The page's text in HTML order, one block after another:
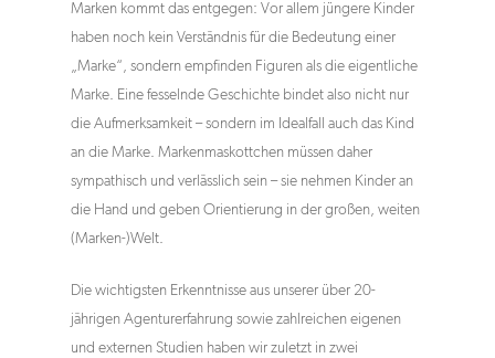
Marken kommt das entgegen: Vor allem jüngere Kinder
haben noch kein Verständnis für die Bedeutung einer
„Marke“, sondern empfinden Figuren als die eigentliche
Marke. Eine fesselnde Geschichte bindet also nicht nur
die Aufmerksamkeit – sondern im Idealfall auch das Kind
an die Marke. Markenmaskottchen müssen daher
sympathisch und verlässlich sein – sie nehmen Kinder an
die Hand und geben Orientierung in der großen, weiten
(Marken-)Welt.
Die wichtigsten Erkenntnisse aus unserer über 20-
jährigen Agenturerfahrung sowie zahlreichen eigenen
und externen Studien haben wir zuletzt in zwei